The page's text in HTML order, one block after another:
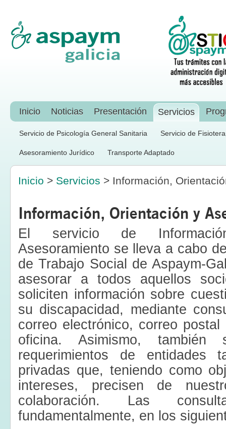
Inicio Noticias Presentación Servicios
Servicio de Psicología General Sanitaria Servicio de
Asesoramiento Jurídico Transporte Adaptado
Inicio > Servicios > Información,
Información, Orientación y
El servicio de
Asesoramiento se lleva a cabo
de Trabajo Social de Aspaym-
asesorar a todos aquellos
soliciten información sobre
su discapacidad, mediante
correo electrónico, correo
oficina. Asimismo, también
requerimientos de entidades
privadas que, teniendo como
intereses, precisen de
colaboración. Las
fundamentalmente, en los